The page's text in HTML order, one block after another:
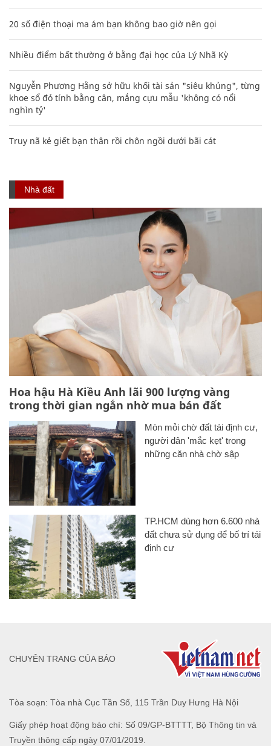
20 số điện thoại ma ám bạn không bao giờ nên gọi
Nhiều điểm bất thường ở bằng đại học của Lý Nhã Kỳ
Nguyễn Phương Hằng sở hữu khối tài sản "siêu khủng", từng
khoe sổ đỏ tính bằng cân, mắng cựu mẫu 'không có nổi
nghìn tỷ'
Truy nã kẻ giết bạn thân rồi chôn ngồi dưới bãi cát
Nhà đất
Hoa hậu Hà Kiều Anh lãi 900 lượng vàng
trong thời gian ngắn nhờ mua bán đất
Mòn mỏi chờ đất tái định cư,
người dân 'mắc kẹt' trong
những căn nhà chờ sập
TP.HCM dùng hơn 6.600 nhà
đất chưa sử dụng để bố trí tái
định cư
Tòa soạn: Tòa nhà Cục Tần Số, 115 Trần Duy Hưng Hà Nội
Giấy phép hoạt động báo chí: Số 09/GP-BTTTT, Bộ Thông tin và
Truyền thông cấp ngày 07/01/2019.
CHUYÊN TRANG CỦA BÁO